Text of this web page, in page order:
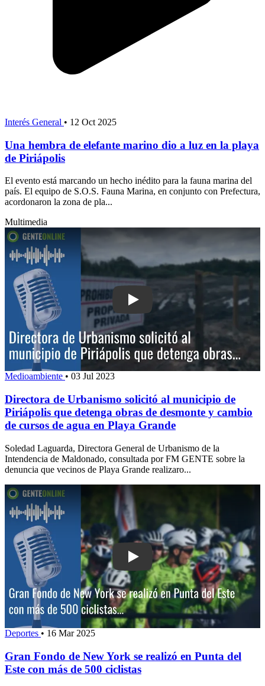
Interés General • 12 Oct 2025
Una hembra de elefante marino dio a luz en la playa
de Piriápolis
El evento está marcando un hecho inédito para la fauna marina del
país. El equipo de S.O.S. Fauna Marina, en conjunto con Prefectura,
acordonaron la zona de pla...
Multimedia
Play: Directora de Urbanismo solicitó
Medioambiente • 03 Jul 2023
Directora de Urbanismo solicitó al municipio de
Piriápolis que detenga obras de desmonte y cambio
de cursos de agua en Playa Grande
Soledad Laguarda, Directora General de Urbanismo de la
Intendencia de Maldonado, consultada por FM GENTE sobre la
denuncia que vecinos de Playa Grande realizaro...
Play: Gran Fondo de New York se
Deportes • 16 Mar 2025
Gran Fondo de New York se realizó en Punta del
Este con más de 500 ciclistas